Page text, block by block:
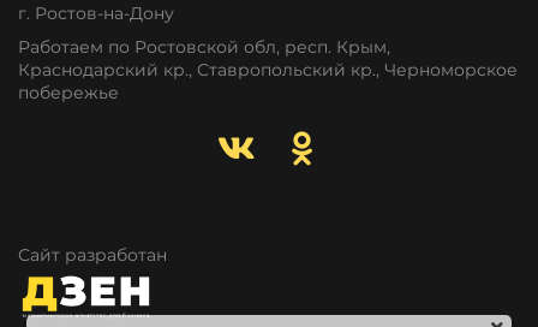
г. Ростов-на-Дону
Работаем по Ростовской обл, респ. Крым,
Краснодарский кр., Ставропольский кр., Черноморское
побережье
Сайт разработан